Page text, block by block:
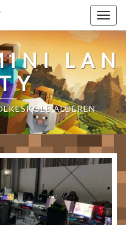
LAN
ALDEREN